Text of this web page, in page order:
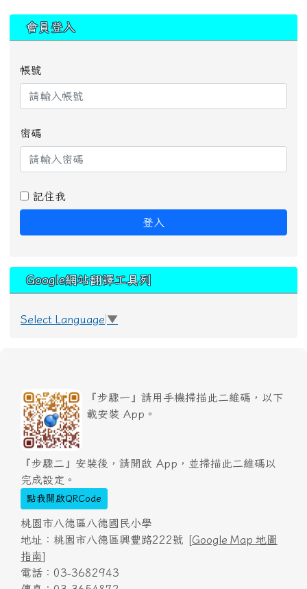
會員登入
帳號
密碼
記住我
登入
Google網站翻譯工具列
Select Language ▼
『步驟一』請用手機掃描此二維碼，以下
載安裝 App。
『步驟二』安裝後，請開啟 App，並掃描此二維碼以
完成設定。
點我開啟QRCode
桃園市八德區八德國民小學
地址：桃園市八德區興豐路222號 [Google Map 地圖
指南]
電話：03-3682943